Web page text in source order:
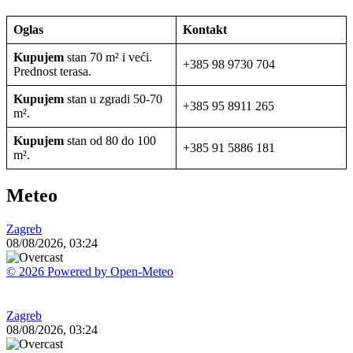
Oglas Kontakt
Kupujem stan 70 m² i veći.
Prednost terasa.
+385 98 9730 704
Kupujem stan u zgradi 50-70
m².
+385 95 8911 265
Kupujem stan od 80 do 100
m².
+385 91 5886 181
Meteo
Zagreb
08/08/2026, 03:24
© 2026 Powered by Open-Meteo
Zagreb
08/08/2026, 03:24